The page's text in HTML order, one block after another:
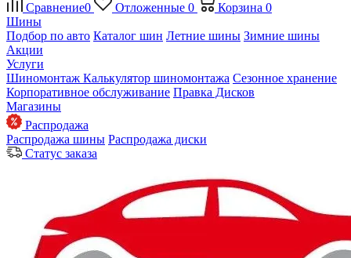
Сравнение0 Отложенные 0 Корзина 0
Шины
Подбор по авто Каталог шин Летние шины Зимние шины
Акции
Услуги
Шиномонтаж Калькулятор шиномонтажа Сезонное хранение
Корпоративное обслуживание Правка Дисков
Магазины
Распродажа
Распродажа шины Распродажа диски
Статус заказа